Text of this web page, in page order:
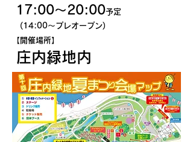
17:00〜20:00予定
(14:00～プレオープン)
【開催​場所】
庄内緑地内